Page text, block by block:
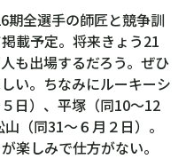
全選手の師匠と競争訓
載予定。将来きょう21
も出場するだろう。ぜひ
い。ちなみにルーキーシ
日）、平塚（同10～12
（同31～６月２日）。
楽しみで仕方がない。